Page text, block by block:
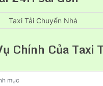
xe
cẩu
chuyên
Taxi Tải Chuyển Nhà
Chính Của Taxi